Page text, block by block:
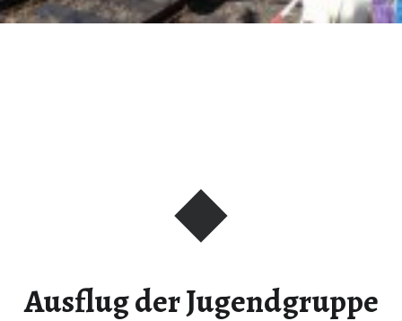
Ausflug der Jugendgruppe